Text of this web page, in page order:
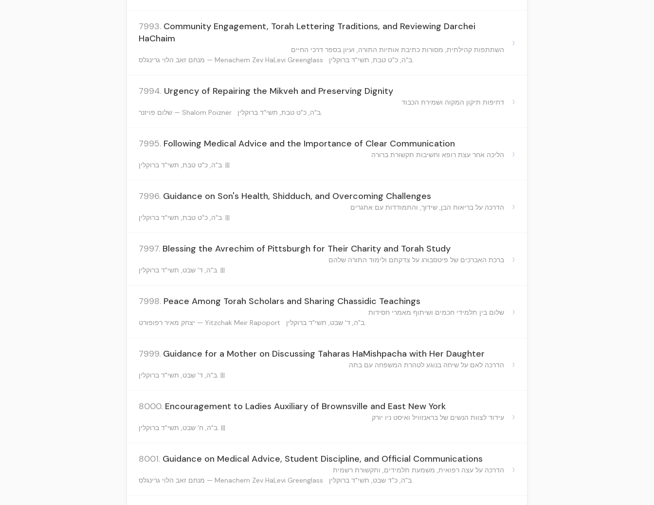
7993. Community Engagement, Torah Lettering Traditions, and Reviewing Darchei
HaChaim
השתתפות קהילתית, מסורות כתיבת אותיות התורה, ועיון בספר דרכי החיים
מנחם זאב הלוי גרינגלס — Menachem Zev HaLevi Greenglass
ב"ה, כ"ט טבת, תשי"ד ברוקלין.
›
7994. Urgency of Repairing the Mikveh and Preserving Dignity
דחיפות תיקון המקוה ושמירת הכבוד
שלום פויזנר — Shalom Poizner
ב"ה, כ"ט טבת, תשי"ד ברוקלין.
›
7995. Following Medical Advice and the Importance of Clear Communication
הליכה אחר עצת רופא וחשיבות תקשורת ברורה
ב"ה, כ"ט טבת, תשי"ד ברוקלין. |||
›
7996. Guidance on Son's Health, Shidduch, and Overcoming Challenges
הדרכה על בריאות הבן, שידוך, והתמודדות עם אתגרים
ב"ה, כ"ט טבת, תשי"ד ברוקלין. |||
›
7997. Blessing the Avrechim of Pittsburgh for Their Charity and Torah Study
ברכת האברכים של פיטסבורג על צדקתם ולימוד התורה שלהם
ב"ה, ד' שבט, תשי"ד ברוקלין. |||
›
7998. Peace Among Torah Scholars and Sharing Chassidic Teachings
שלום בין תלמידי חכמים ושיתוף מאמרי חסידות
יצחק מאיר רפופורט — Yitzchak Meir Rapoport
ב"ה, ד' שבט, תשי"ד ברוקלין.
›
7999. Guidance for a Mother on Discussing Taharas HaMishpacha with Her Daughter
הדרכה לאם על שיחה בנוגע לטהרת המשפחה עם בתה
ב"ה, ד' שבט, תשי"ד ברוקלין. |||
›
8000. Encouragement to Ladies Auxiliary of Brownsville and East New York
עידוד לצוות הנשים של בראנזוויל ואיסט ניו יורק
ב"ה, ח' שבט, תשי"ד ברוקלין. |||
›
8001. Guidance on Medical Advice, Student Discipline, and Official Communications
הדרכה על עצה רפואית, משמעת תלמידים, ותקשורת רשמית
מנחם זאב הלוי גרינגלס — Menachem Zev HaLevi Greenglass
ב"ה, כ"ד שבט, תשי"ד ברוקלין.
›